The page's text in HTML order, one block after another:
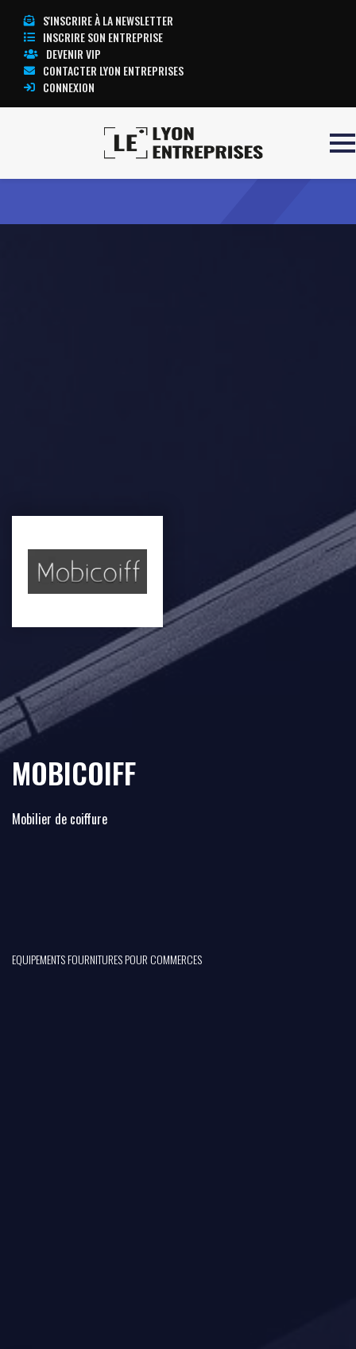
S'INSCRIRE À LA NEWSLETTER
INSCRIRE SON ENTREPRISE
DEVENIR VIP
CONTACTER LYON ENTREPRISES
CONNEXION
MOBICOIFF
Mobilier de coiffure
EQUIPEMENTS FOURNITURES POUR COMMERCES